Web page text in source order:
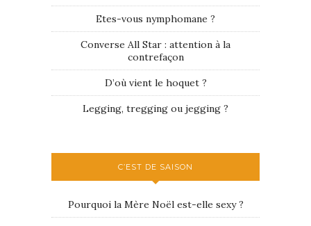
Etes-vous nymphomane ?
Converse All Star : attention à la
contrefaçon
D’où vient le hoquet ?
Legging, tregging ou jegging ?
C’EST DE SAISON
Pourquoi la Mère Noël est-elle sexy ?